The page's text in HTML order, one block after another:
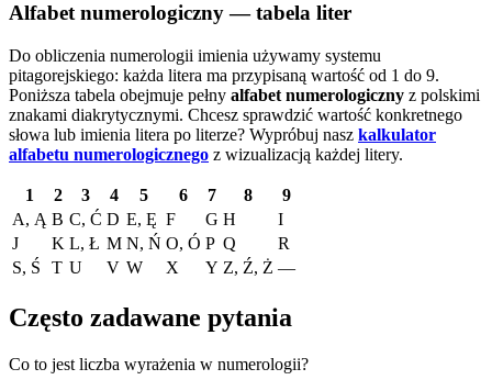
Alfabet numerologiczny — tabela liter
Do obliczenia numerologii imienia używamy systemu
pitagorejskiego: każda litera ma przypisaną wartość od 1 do 9.
Poniższa tabela obejmuje pełny alfabet numerologiczny z polskimi
znakami diakrytycznymi. Chcesz sprawdzić wartość konkretnego
słowa lub imienia litera po literze? Wypróbuj nasz kalkulator
alfabetu numerologicznego z wizualizacją każdej litery.
1 2 3 4 5 6 7 8
9
A, Ą B C, Ć D E, Ę F G H
I
J
K L, Ł M N, Ń O, Ó P Q
R
S, Ś
T U V W X Y Z, Ź, Ż —
Często zadawane pytania
Co to jest liczba wyrażenia w numerologii?